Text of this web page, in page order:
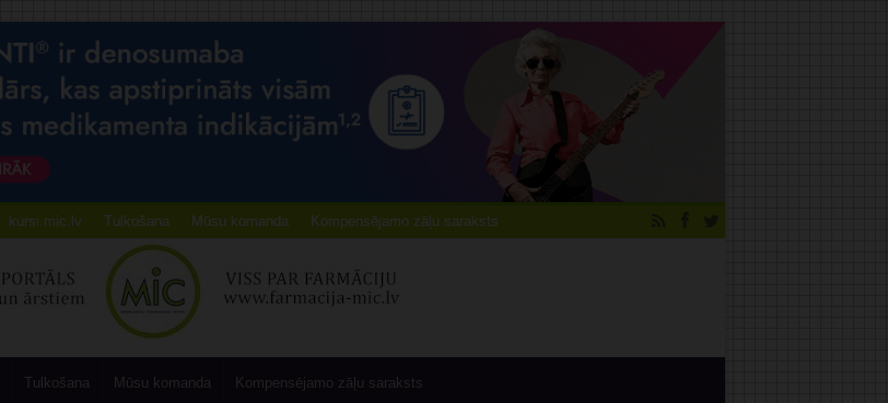
kursi.mic.lv Tulkošana Mūsu komanda Kompensējamo zāļu saraksts
Tulkošana Mūsu komanda Kompensējamo zāļu saraksts